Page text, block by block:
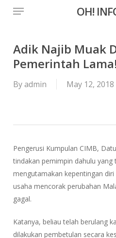
content
OH!
Menu
Adik Najib Muak
Pemerintah Lama!
Byadmin May 12, 2018
Pengerusi Kumpulan CIMB,
tindakan pemimpin dahulu yang
mengutamakan kepentingan
usaha mencorak perubahan
gagal.
Katanya, beliau telah berulang
dilakukan pembetulan secara